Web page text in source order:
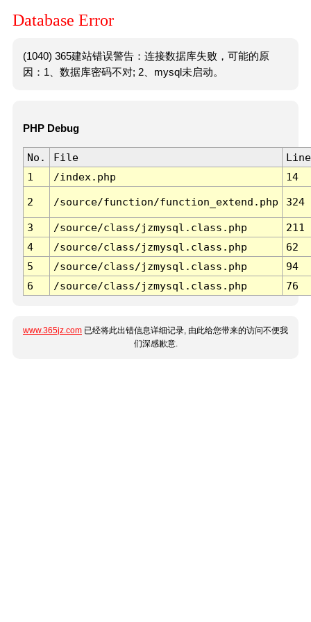
Database Error
(1040) 365建站错误警告：连接数据库失败，可能的原
因：1、数据库密码不对; 2、mysql未启动。
PHP Debug
No. File
Line
1
/index.php 14
2 /source/function/function_extend.php 324
3 /source/class/jzmysql.class.php
211
4
/source/class/jzmysql.class.php
62
5
/source/class/jzmysql.class.php
94
6
/source/class/jzmysql.class.php 76
www.365jz.com 已经将此出错信息详细记录, 由此给您带来的访问不便我
们深感歉意.